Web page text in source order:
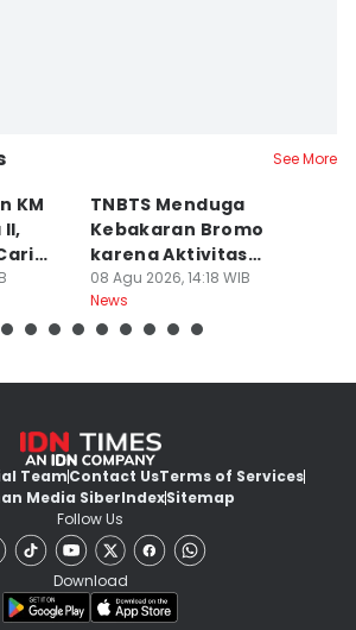
See More
KM
TNBTS Menduga
Kebakaran Bromo
karena Aktivitas
Manusia
08 Agu 2026, 14:18 WIB
News
TeamContact UsTerms of Services
Media SiberIndexSitemap
Follow Us
Download